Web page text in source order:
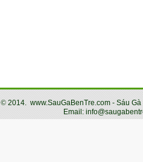
© 2014. www.SauGaBenTre.com - Sáu
Email: